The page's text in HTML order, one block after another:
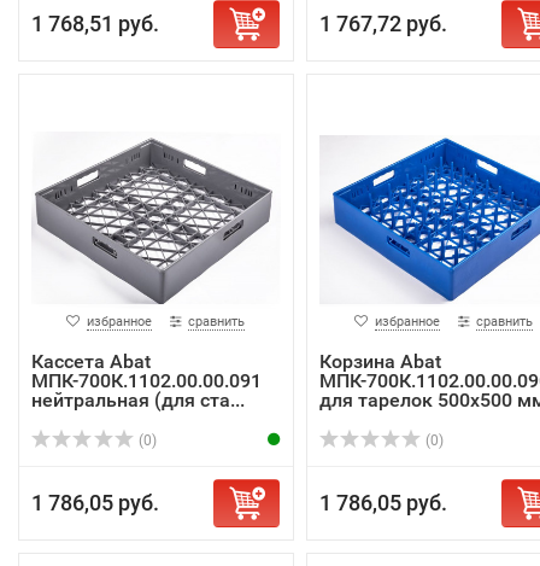
1 768,51 руб. 1 767,72 руб.
избранное сравнить
Кассета Abat
МПК-700К.1102.00.00.091
нейтральная (для ста...
(0)
1 786,05 руб.
избранное сравнить
Корзина Abat
МПК-
для тарелок 500х500
(0)
1 786,05 руб.